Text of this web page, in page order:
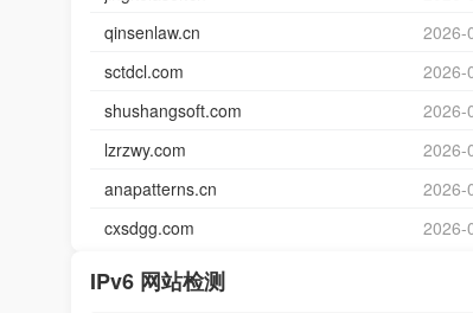
qinsenlaw.cn
2026-
sctdcl.com
2026-
shushangsoft.com
2026-
lzrzwy.com
2026-
anapatterns.cn
2026-
cxsdgg.com
2026-
IPv6 网站检测